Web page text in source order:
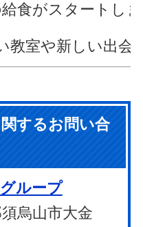
食がスタートし
教室や新しい出
するお問い合
ループ
烏山市大金